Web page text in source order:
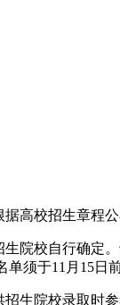
高校招生章程公
院校自行确
须于11月15日
生院校录取时参